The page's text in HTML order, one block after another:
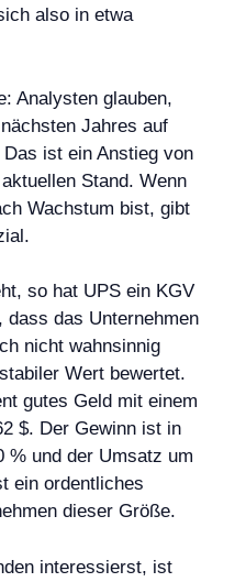
also in etwa
Analysten glauben,
Jahres auf
ist ein Anstieg von
Stand. Wenn
Wachstum bist, gibt
so hat UPS ein KGV
dass das Unternehmen
nicht wahnsinnig
Wert bewertet.
gutes Geld mit einem
$. Der Gewinn ist in
% und der Umsatz um
ein ordentliches
dieser Größe.
interessierst, ist